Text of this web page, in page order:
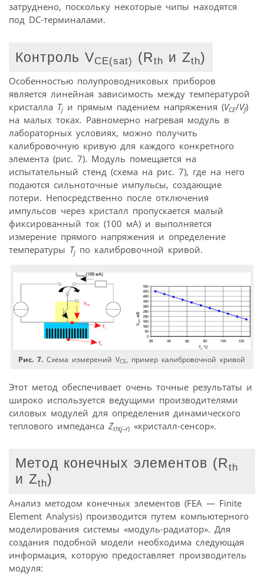
затруднено, поскольку некоторые чипы находятся
под DC-терминалами.
Контроль VCE(sat) (Rth и Zth)
Особенностью полупроводниковых приборов
является линейная зависимость между температурой
кристалла Tj и прямым падением напряжения (VCE/Vf)
на малых токах. Равномерно нагревая модуль в
лабораторных условиях, можно получить
калибровочную кривую для каждого конкретного
элемента (рис. 7). Модуль помещается на
испытательный стенд (схема на рис. 7), где на него
подаются сильноточные импульсы, создающие
потери. Непосредственно после отключения
импульсов через кристалл пропускается малый
фиксированный ток (100 мА) и выполняется
измерение прямого напряжения и определение
температуры Tj по калибровочной кривой.
Рис. 7. Схема измерений VCE, пример калибровочной кривой
Этот метод обеспечивает очень точные результаты и
широко используется ведущими производителями
силовых модулей для определения динамического
теплового импеданса Zth(j–r) «кристалл-сенсор».
Метод конечных элементов (Rth
и Zth)
Анализ методом конечных элементов (FEA — Finite
Element Analysis) производится путем компьютерного
моделирования системы «модуль-радиатор». Для
создания подобной модели необходима следующая
информация, которую предоставляет производитель
модуля: